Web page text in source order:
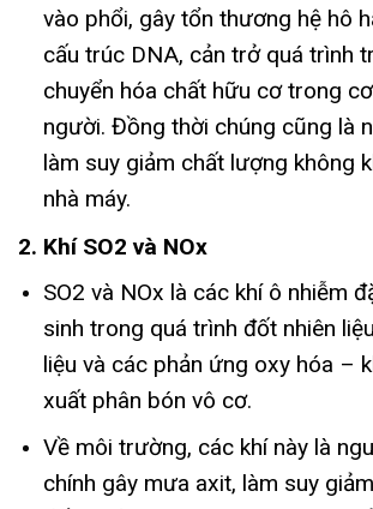
vào phổi, gây tổn thương hệ hô
cấu trúc DNA, cản trở quá trình
chuyển hóa chất hữu cơ trong
người. Đồng thời chúng cũng là
làm suy giảm chất lượng không
nhà máy.
2. Khí SO2 và NOx
SO2 và NOx là các khí ô nhiễm
sinh trong quá trình đốt nhiên
liệu và các phản ứng oxy hóa –
xuất phân bón vô cơ.
Về môi trường, các khí này là
chính gây mưa axit, làm suy